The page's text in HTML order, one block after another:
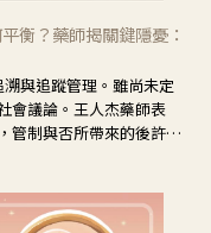
衡？藥師揭關鍵隱憂：
與追蹤管理。雖尚未定
會議論。王人杰藥師表
管制與否所帶來的後許影